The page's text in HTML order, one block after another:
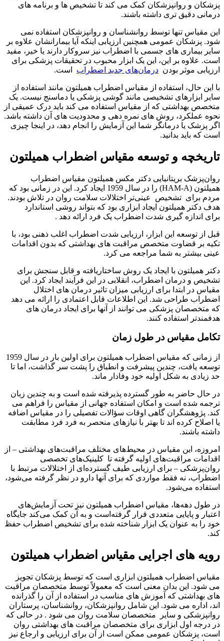
پزشکان و روانپزشکان کمک می کند تا تشخیص ها و برنامه های
درمانی دقیق تری داشته باشند.
این مقیاس تنها توسط روانشناسان و روانپزشکان استفاده نمی
شود. پزشکان عمومی همچنین ارزیابی اینکه آیا بیمارانشان علاوه بر
سایر بیماری های جسمی با اضطراب نیز سروکار دارند یا خیر، مفید
است. علاوه بر این، این یک ابزار محبوب در تحقیقات پزشکی برای
ارزیابی موثر بودن درمان‌های جدید اضطراب است.
با این حال، استفاده از مقیاس اضطراب همیلتون مانند استفاده از
سایر ابزارهای تشخیصی مانند گوشی پزشکی یا دماسنج نیست. یک
متخصص بهداشتی که از مقیاس استفاده می کند باید درک عمیقی از
نحوه عملکرد، روش های نمره دهی و محدودیت های آن داشته باشد.
اگر پزشک یا درمانگر شما این آزمایش را انجام دهد، در اینجا چیزی
است که باید بدانید.
تاریخچه و توسعه مقیاس اضطراب همیلتون
روان‌پزشک بریتانیایی دکتر مکس همیلتون مقیاس اضطراب
همیلتون (HAM-A) را در سال 1959 ایجاد کرد. این در زمانی بود که
مردم برای تشخیص عینی‌تر اختلالات سلامت روان در تلاش بودند.
هدف دکتر همیلتون ایجاد ابزاری بود که بتواند روشی استاندارد
برای اندازه گیری شدت اضطراب یک فرد ارائه دهد .
قبل از توسعه این ابزار، ارزیابی شدت اضطراب اغلب ذهنی بود، با
تکیه بر قضاوت متخصص مراقبت های بهداشتی که بدون اقدامات
عینی بیشتر به شما مراجعه می کرد.
دکتر همیلتون با ایجاد یک روش ساختاریافته و قابل سنجش برای
تشخیص و درمان اضطراب، انقلابی در این فرآیند ایجاد کرد. این
مقیاس در ابتدا برای ارزیابی میزان تاثیر درمان های اختلال
اضطراب طراحی شد. این اطلاعات قابل اعتمادی را ارائه می دهد
که متخصصان پزشکی می توانند از آنها برای ایجاد درمان های
هدفمندتر استفاده کنند.
تکامل مقیاس در طول زمان
از زمانی که مقیاس اضطراب همیلتون برای اولین بار در سال 1959
توسعه یافت، چندین پیشرفت و انطباق را پشت سر گذاشت، اما تا
حد زیادی به شکل اولیه خود وفادار ماند.
در حال حاضر به طور گسترده پذیرفته شده است و به چندین زبان
ترجمه شده است و امکان استفاده جهانی از مقیاس را فراهم می
کند. پژوهشگران گاهی اوقات سؤالات تفصیلی را در مقیاس اضافه
یا اصلاح کرده اند تا بهتر با نیازهای منحصر به فرد فرد مطابقت
داشته باشند.
امروزه، این مقیاس در محیط‌های مختلف مراقبت‌های بهداشتی – از
اقدامات مراقبت‌های اولیه گرفته تا کلینیک‌های تخصصی
روان‌پزشکی – برای ارزیابی طیف گسترده‌ای از اختلالات مرتبط با
اضطراب، نه فقط مواردی که برای آنها دارو در نظر گرفته می‌شود،
استفاده می‌شود.
در طول دهه‌ها، مقیاس اضطراب همیلتون نیز تحت آزمایش‌های
اعتبار و پایایی متعددی قرار گرفته‌است و به آن کمک می‌کند جایگاه
خود را به عنوان یک ابزار شناخته شده برای تشخیص اضطراب حفظ
کند.
رویه های اجرایی مقیاس اضطراب همیلتون
مقیاس اضطراب همیلتون ابزاری است که توسط پزشکان تجویز
می شود. این بدان معنی است که معمولاً توسط متخصصان مراقبت
های بهداشتی که آموزش های مناسب در استفاده از آن را گذرانده
اند، اداره می شود. این شامل روانپزشکان، روانشناسان، پرستاران
روانپزشکی و سایر متخصصان سلامت روان می شود . در حالی که
در درجه اول ابزاری برای متخصصان مراقبت های بهداشتی روان
است، پزشکان عمومی ممکن است از آن برای ارزیابی و ارجاع نیز